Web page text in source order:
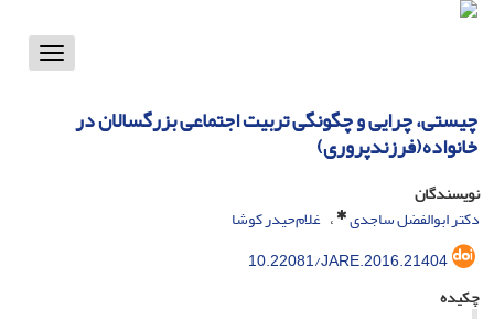
Toggle
چیستی، چرایی و چگونگی تربیت اجتماعی بزرگسالان در
خانواده(فرزندپروری)
نویسندگان
دکتر ابوالفضل ساجدی
غلام‌حیدر کوشا
10.22081/JARE.2016.21404
چکیده